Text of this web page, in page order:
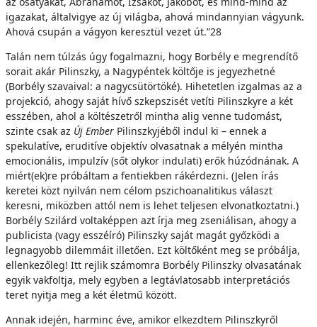
igazakat, általvigye az új világba, ahová mindannyian vágyunk.
Ahová csupán a vágyon keresztül vezet út.”28
Talán nem túlzás úgy fogalmazni, hogy Borbély e megrendítő
sorait akár Pilinszky, a Nagypéntek költője is jegyezhetné
(Borbély szavaival: a nagycsütörtöké). Hihetetlen izgalmas az a
projekció, ahogy saját hívő szkepszisét vetíti Pilinszkyre a két
esszében, ahol a költészetről mintha alig venne tudomást,
szinte csak az Új Ember Pilinszkyjéből indul ki – ennek a
spekulatíve, eruditíve objektív olvasatnak a mélyén mintha
emocionális, impulzív (sőt olykor indulati) erők húzódnának. A
miért(ek)re próbáltam a fentiekben rákérdezni. (Jelen írás
keretei közt nyilván nem célom pszichoanalitikus választ
keresni, miközben attól nem is lehet teljesen elvonatkoztatni.)
Borbély Szilárd voltaképpen azt írja meg zseniálisan, ahogy a
publicista (vagy esszéíró) Pilinszky saját magát győzködi a
legnagyobb dilemmáit illetően. Ezt költőként meg se próbálja,
ellenkezőleg! Itt rejlik számomra Borbély Pilinszky olvasatának
egyik vakfoltja, mely egyben a legtávlatosabb interpretációs
teret nyitja meg a két életmű között.
Annak idején, harminc éve, amikor elkezdtem Pilinszkyről